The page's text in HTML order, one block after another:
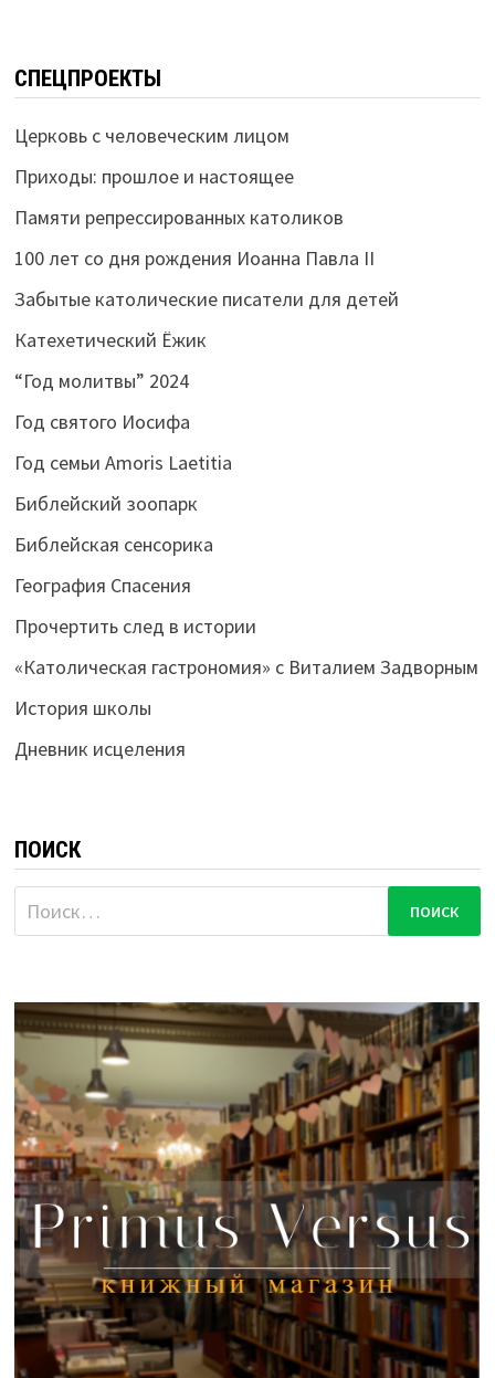
СПЕЦПРОЕКТЫ
Церковь с человеческим лицом
Приходы: прошлое и настоящее
Памяти репрессированных католиков
100 лет со дня рождения Иоанна Павла II
Забытые католические писатели для детей
Катехетический Ёжик
“Год молитвы” 2024
Год святого Иосифа
Год семьи Amoris Laetitia
Библейский зоопарк
Библейская сенсорика
География Спасения
Прочертить след в истории
«Католическая гастрономия» с Виталием Задворным
История школы
Дневник исцеления
ПОИСК
Найти: